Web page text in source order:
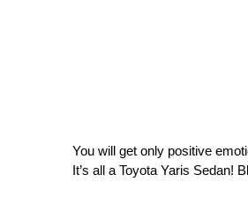
You will get only positive
It’s all a Toyota Yaris Sedan!